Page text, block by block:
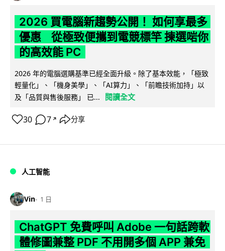
2026 買電腦新趨勢公開！ 如何享最多
優惠 從極致便攜到電競標竿 揀選啱你
的高效能 PC
2026 年的電腦選購基準已經全面升級。除了基本效能，「極致
輕量化」、「機身美學」、「AI算力」、「前瞻技術加持」以
及「品質與售後服務」 已...
閱讀全文
30 7 ↗ 分享
人工智能
Vin 1 日
ChatGPT 免費呼叫 Adobe 一句話跨軟
體修圖兼整 PDF 不用開多個 APP 兼免